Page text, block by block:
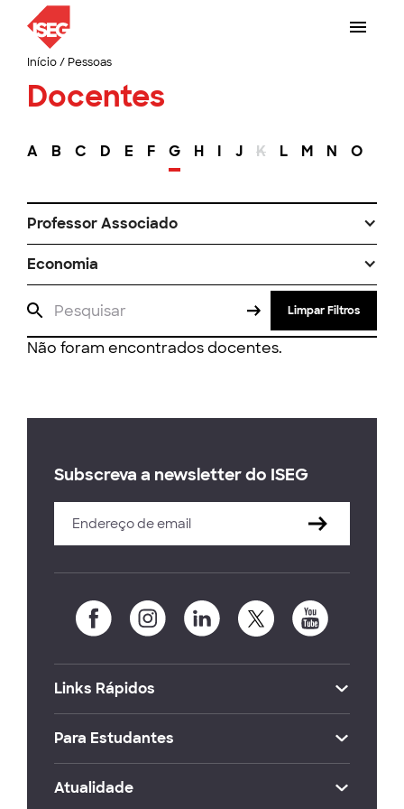
Início/ Pessoas
Docentes
A B C D E F G H I J K L M N O
Professor Associado
Economia
Limpar Filtros
Não foram encontrados docentes.
Subscreva a newsletter do ISEG
Links Rápidos
Para Estudantes
Atualidade